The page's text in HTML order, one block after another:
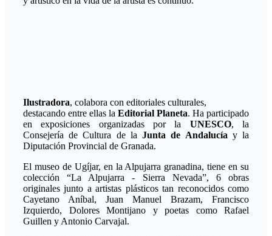
Ilustradora, colabora con editoriales culturales,
destacando entre ellas la Editorial Planeta. Ha participado
en exposiciones organizadas por la UNESCO, la
Consejería de Cultura de laJunta de Andalucía y la
Diputación Provincial de Granada.
El museo de Ugíjar, en la Alpujarra granadina, tiene en su
colección “La Alpujarra - Sierra Nevada”, 6 obras
originales junto a artistas plásticos tan reconocidos como
Cayetano Aníbal, Juan Manuel Brazam, Francisco
Izquierdo, Dolores Montijano y poetas como Rafael
Guillen y Antonio Carvajal.